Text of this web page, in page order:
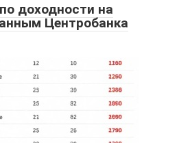
доходности на
Центробанка